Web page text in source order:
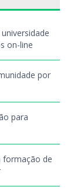
on-line
por
para
formação de